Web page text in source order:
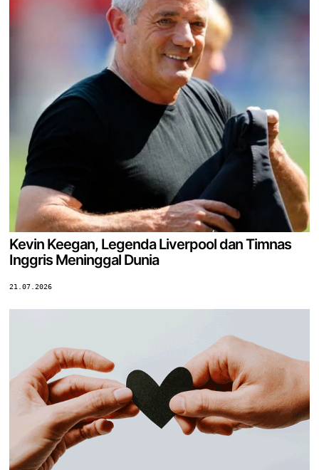
Kevin Keegan, Legenda Liverpool dan Timnas
Inggris Meninggal Dunia
21.07.2026